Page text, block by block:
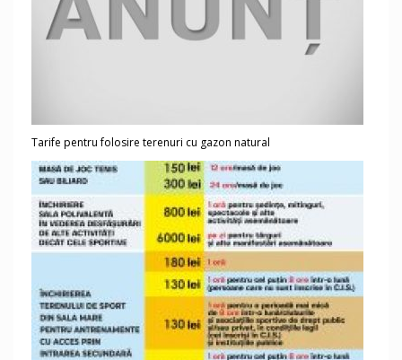
Tarife pentru folosire terenuri cu gazon natural